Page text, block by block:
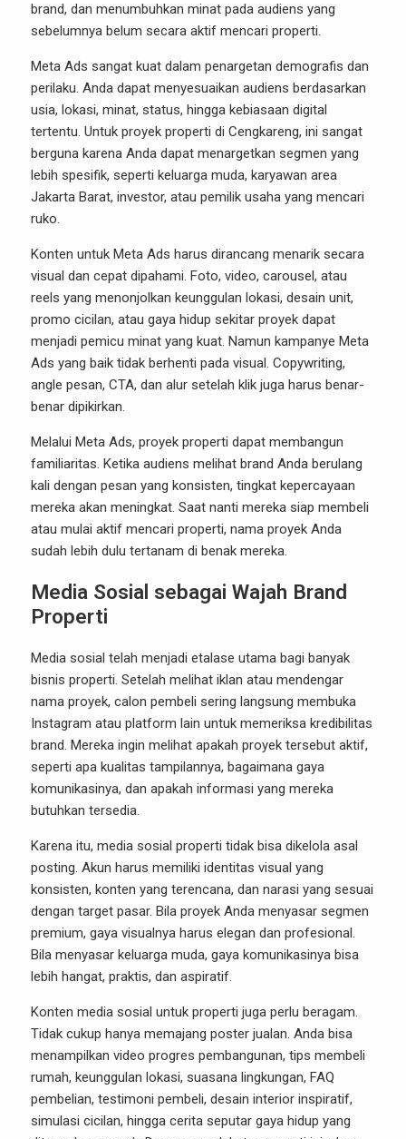
brand, dan menumbuhkan minat pada audiens yang
sebelumnya belum secara aktif mencari properti.
Meta Ads sangat kuat dalam penargetan demografis dan
perilaku. Anda dapat menyesuaikan audiens berdasarkan
usia, lokasi, minat, status, hingga kebiasaan digital
tertentu. Untuk proyek properti di Cengkareng, ini sangat
berguna karena Anda dapat menargetkan segmen yang
lebih spesifik, seperti keluarga muda, karyawan area
Jakarta Barat, investor, atau pemilik usaha yang mencari
ruko.
Konten untuk Meta Ads harus dirancang menarik secara
visual dan cepat dipahami. Foto, video, carousel, atau
reels yang menonjolkan keunggulan lokasi, desain unit,
promo cicilan, atau gaya hidup sekitar proyek dapat
menjadi pemicu minat yang kuat. Namun kampanye Meta
Ads yang baik tidak berhenti pada visual. Copywriting,
angle pesan, CTA, dan alur setelah klik juga harus benar-
benar dipikirkan.
Melalui Meta Ads, proyek properti dapat membangun
familiaritas. Ketika audiens melihat brand Anda berulang
kali dengan pesan yang konsisten, tingkat kepercayaan
mereka akan meningkat. Saat nanti mereka siap membeli
atau mulai aktif mencari properti, nama proyek Anda
sudah lebih dulu tertanam di benak mereka.
Media Sosial sebagai Wajah Brand
Properti
Media sosial telah menjadi etalase utama bagi banyak
bisnis properti. Setelah melihat iklan atau mendengar
nama proyek, calon pembeli sering langsung membuka
Instagram atau platform lain untuk memeriksa kredibilitas
brand. Mereka ingin melihat apakah proyek tersebut aktif,
seperti apa kualitas tampilannya, bagaimana gaya
komunikasinya, dan apakah informasi yang mereka
butuhkan tersedia.
Karena itu, media sosial properti tidak bisa dikelola asal
posting. Akun harus memiliki identitas visual yang
konsisten, konten yang terencana, dan narasi yang sesuai
dengan target pasar. Bila proyek Anda menyasar segmen
premium, gaya visualnya harus elegan dan profesional.
Bila menyasar keluarga muda, gaya komunikasinya bisa
lebih hangat, praktis, dan aspiratif.
Konten media sosial untuk properti juga perlu beragam.
Tidak cukup hanya memajang poster jualan. Anda bisa
menampilkan video progres pembangunan, tips membeli
rumah, keunggulan lokasi, suasana lingkungan, FAQ
pembelian, testimoni pembeli, desain interior inspiratif,
simulasi cicilan, hingga cerita seputar gaya hidup yang